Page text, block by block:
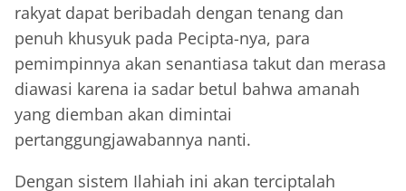
rakyat dapat beribadah dengan tenang dan
penuh khusyuk pada Pecipta-nya, para
pemimpinnya akan senantiasa takut dan merasa
diawasi karena ia sadar betul bahwa amanah
yang diemban akan dimintai
pertanggungjawabannya nanti.
Dengan sistem Ilahiah ini akan terciptalah